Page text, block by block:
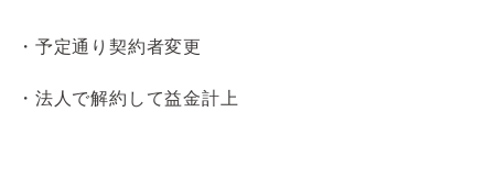
・予定通り契約者変更
・法人で解約して益金計上